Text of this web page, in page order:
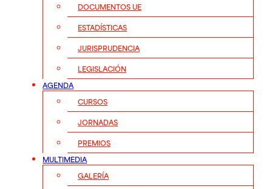
DOCUMENTOS UE
ESTADÍSTICAS
JURISPRUDENCIA
LEGISLACIÓN
AGENDA
CURSOS
JORNADAS
PREMIOS
MULTIMEDIA
GALERÍA